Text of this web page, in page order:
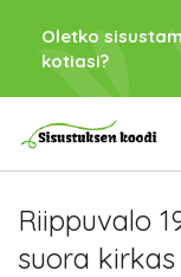
Oletko
kotiasi?
Riippuvalo
suora kirkas